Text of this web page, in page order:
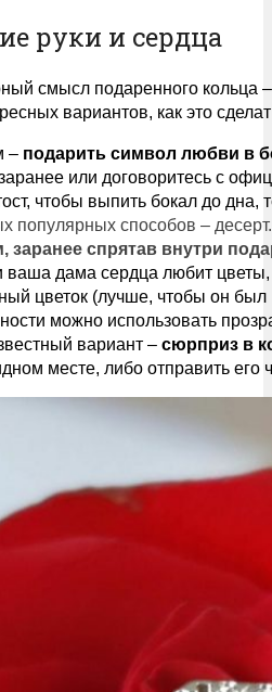
руки и сердца
смысл подаренного кольца
вариантов, как это
– подарить символ любви в
или договоритесь с
чтобы выпить бокал до дна,
популярных способов –
заранее спрятав внутри
ваша дама сердца любит
цветок (лучше, чтобы он
можно использовать
вариант – сюрприз в
месте, либо отправить его